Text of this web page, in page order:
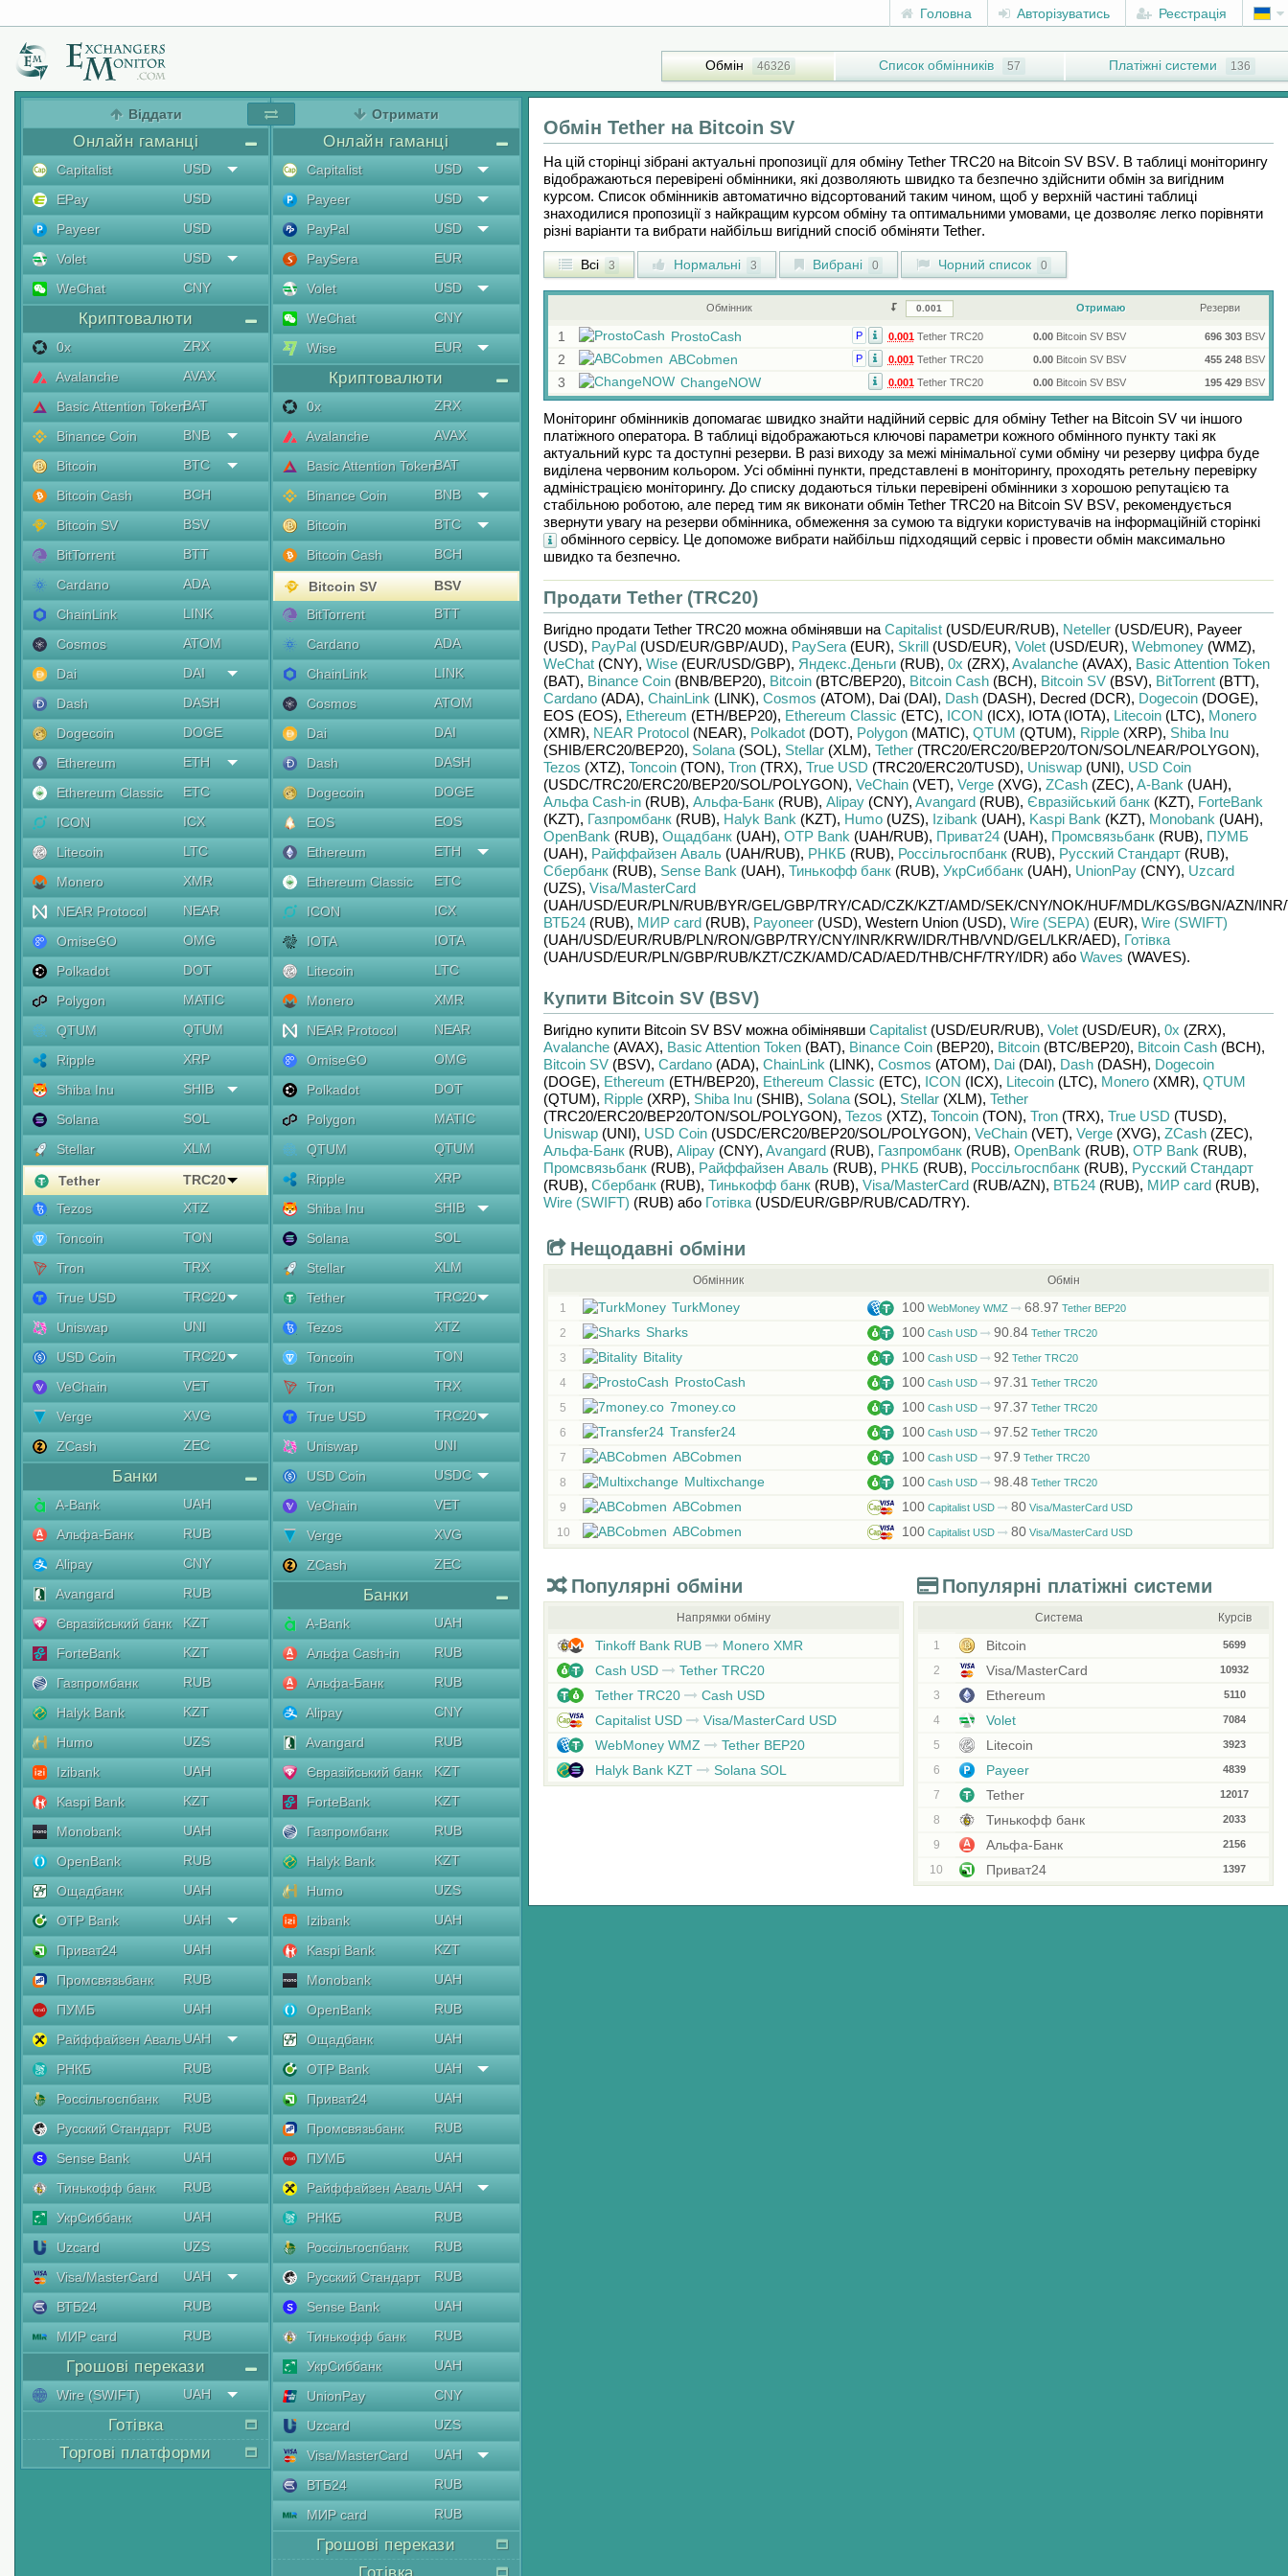
Головна Авторізуватись Реєстрація
Обмін 46326 Список обмінників 57 Платіжні системи 136
Віддати
Онлайн гаманці
Capitalist
USD
EPay
USD
Payeer
USD
Volet
USD
WeChat
CNY
Криптовалюти
0x
ZRX
Avalanche
AVAX
Basic Attention TokenBAT
Binance Coin
BNB
Bitcoin
BTC
Bitcoin Cash
BCH
Bitcoin SV
BSV
BitTorrent
BTT
Cardano
ADA
ChainLink
LINK
Cosmos
ATOM
Dai
DAI
Dash
DASH
Dogecoin
DOGE
Ethereum
ETH
Ethereum Classic
ETC
ICON
ICX
Litecoin
LTC
Monero
XMR
NEAR Protocol
NEAR
OmiseGO
OMG
Polkadot
DOT
Polygon
MATIC
QTUM
QTUM
Ripple
XRP
Shiba Inu
SHIB
Solana
SOL
Stellar
XLM
Tether
TRC20
Tezos
XTZ
Toncoin
TON
Tron
TRX
True USD
TRC20
Uniswap
UNI
USD Coin
TRC20
VeChain
VET
Verge
XVG
ZCash
ZEC
Банки
A-Bank
UAH
Альфа-Банк
RUB
Alipay
CNY
Avangard
RUB
Євразійський банк
KZT
ForteBank
KZT
Газпромбанк
RUB
Halyk Bank
KZT
Humo
UZS
Izibank
UAH
Kaspi Bank
KZT
Monobank
UAH
OpenBank
RUB
Ощадбанк
UAH
OTP Bank
UAH
Приват24
UAH
Промсвязьбанк
RUB
ПУМБ
UAH
Райффайзен АвальUAH
РНКБ
RUB
Россільгоспбанк
RUB
Русский Стандарт
RUB
Sense Bank
UAH
Тинькофф банк
RUB
УкрСиббанк
UAH
Uzcard
UZS
Visa/MasterCard
UAH
ВТБ24
RUB
МИР card
RUB
Грошові перекази
Wire (SWIFT) UAH
Готівка
Торгові платформи
Отримати
Онлайн гаманці
Capitalist
USD
Payeer
USD
PayPal
USD
PaySera
EUR
Volet
USD
WeChat
CNY
Wise
EUR
Криптовалюти
0x
ZRX
Avalanche
AVAX
Basic Attention TokenBAT
Binance Coin
BNB
Bitcoin
BTC
Bitcoin Cash
BCH
Bitcoin SV
BSV
BitTorrent
BTT
Cardano
ADA
ChainLink
LINK
Cosmos
ATOM
Dai
DAI
Dash
DASH
Dogecoin
DOGE
EOS
EOS
Ethereum
ETH
Ethereum Classic
ETC
ICON
ICX
IOTA
IOTA
Litecoin
LTC
Monero
XMR
NEAR Protocol
NEAR
OmiseGO
OMG
Polkadot
DOT
Polygon
MATIC
QTUM
QTUM
Ripple
XRP
Shiba Inu
SHIB
Solana
SOL
Stellar
XLM
Tether
TRC20
Tezos
XTZ
Toncoin
TON
Tron
TRX
True USD
TRC20
Uniswap
UNI
USD Coin
USDC
VeChain
VET
Verge
XVG
ZCash
ZEC
Банки
A-Bank
UAH
Альфа Cash-in
RUB
Альфа-Банк
RUB
Alipay
CNY
Avangard
RUB
Євразійський банк
KZT
ForteBank
KZT
Газпромбанк
RUB
Halyk Bank
KZT
Humo
UZS
Izibank
UAH
Kaspi Bank
KZT
Monobank
UAH
OpenBank
RUB
Ощадбанк
UAH
OTP Bank
UAH
Приват24
UAH
Промсвязьбанк
RUB
ПУМБ
UAH
Райффайзен Аваль UAH
РНКБ
RUB
Россільгоспбанк
RUB
Русский Стандарт
RUB
Sense Bank
UAH
Тинькофф банк
RUB
УкрСиббанк
UAH
UnionPay
CNY
Uzcard
UZS
Visa/MasterCard
UAH
ВТБ24
RUB
МИР card
RUB
Грошові перекази
Обмін Tetherна Bitcoin SV
На цій сторінці зібрані актуальні пропозиції для обміну Tether TRC20на Bitcoin SV BSV. В таблиці моніторингу
відображаються перевірені обмінники, які дозволяють швидко та безпечно здійснити обмін за вигідним
курсом. Список обмінників автоматично відсортований таким чином, щоб у верхній частині таблиці
знаходилися пропозиції з найкращим курсом обміну та оптимальними умовами, це дозволяє легко порівняти
різні варіанти та вибрати найбільш вигідний спосіб обміняти Tether.
Всі 3 Нормальні 3 Вибрані 0 Чорний список 0
Обмінник Отримаю Резерви
1 ProstoCash Р 0.001Tether TRC20 0.00Bitcoin SV BSV 696 303BSV
2 ABCobmen Р 0.001Tether TRC20 0.00Bitcoin SV BSV 455 248BSV
3 ChangeNOW 0.001Tether TRC20 0.00Bitcoin SV BSV 195 429BSV
Моніторинг обмінників допомагає швидко знайти надійний сервіс для обміну Tetherна Bitcoin SVчи іншого
платіжного оператора. В таблиці відображаються ключові параметри кожного обмінного пункту такі як
актуальний курс та доступні резерви. В разі виходу за межі мінімальної суми обміну чи резерву цифра буде
виділена червоним кольором. Усі обмінні пункти, представлені в моніторингу, проходять ретельну перевірку
адміністрацією моніторингу. До списку додаються тільки перевірені обмінники з хорошою репутацією та
стабільною роботою, але перед тим як виконати обмін Tether TRC20на Bitcoin SV BSV, рекомендується
звернути увагу на резерви обмінника, обмеження за сумою та відгуки користувачів на інформаційній сторінкі
обмінного сервісу. Це допоможе вибрати найбільш підходящий сервіс і провести обмін максимально
швидко та безпечно.
Продати Tether (TRC20)
Вигідно продати Tether TRC20можна обмінявши на Capitalist(USD/EUR/RUB), Neteller(USD/EUR), Payeer
(USD), PayPal(USD/EUR/GBP/AUD), PaySera(EUR), Skrill(USD/EUR), Volet(USD/EUR), Webmoney(WMZ),
WeChat(CNY), Wise(EUR/USD/GBP), Яндекс.Деньги(RUB), 0x (ZRX), Avalanche(AVAX), Basic Attention Token
(BAT), Binance Coin(BNB/BEP20), Bitcoin(BTC/BEP20), Bitcoin Cash(BCH), Bitcoin SV(BSV), BitTorrent(BTT),
Cardano(ADA), ChainLink (LINK), Cosmos (ATOM), Dai (DAI), Dash(DASH), Decred (DCR), Dogecoin(DOGE),
EOS (EOS), Ethereum (ETH/BEP20), Ethereum Classic (ETC), ICON (ICX), IOTA (IOTA), Litecoin(LTC), Monero
(XMR), NEAR Protocol(NEAR), Polkadot(DOT), Polygon(MATIC), QTUM (QTUM), Ripple(XRP), Shiba Inu
(SHIB/ERC20/BEP20), Solana(SOL), Stellar(XLM), Tether(TRC20/ERC20/BEP20/TON/SOL/NEAR/POLYGON),
Tezos (XTZ), Toncoin(TON), Tron(TRX), True USD (TRC20/ERC20/TUSD), Uniswap(UNI), USD Coin
(USDC/TRC20/ERC20/BEP20/SOL/POLYGON), VeChain(VET), Verge(XVG), ZCash(ZEC), A-Bank (UAH),
Альфа Cash-in(RUB), Альфа-Банк(RUB), Alipay(CNY), Avangard(RUB), Євразійський банк(KZT), ForteBank
(KZT), Газпромбанк(RUB), Halyk Bank (KZT), Humo(UZS), Izibank (UAH), Kaspi Bank (KZT), Monobank (UAH),
OpenBank (RUB), Ощадбанк(UAH), OTP Bank (UAH/RUB), Приват24(UAH), Промсвязьбанк(RUB), ПУМБ
(UAH), Райффайзен Аваль(UAH/RUB), РНКБ (RUB), Россільгоспбанк(RUB), Русский Стандарт(RUB),
Сбербанк(RUB), Sense Bank (UAH), Тинькофф банк(RUB), УкрСиббанк(UAH), UnionPay(CNY), Uzcard
(UZS), Visa/MasterCard
(UAH/USD/EUR/PLN/RUB/BYR/GEL/GBP/TRY/CAD/CZK/KZT/AMD/SEK/CNY/NOK/HUF/MDL/KGS/BGN/AZN/INR/
ВТБ24(RUB), МИР card(RUB), Payoneer(USD), Western Union (USD), Wire (SEPA) (EUR), Wire (SWIFT)
(UAH/USD/EUR/RUB/PLN/RON/GBP/TRY/CNY/INR/KRW/IDR/THB/VND/GEL/LKR/AED), Готівка
(UAH/USD/EUR/PLN/GBP/RUB/KZT/CZK/AMD/CAD/AED/THB/CHF/TRY/IDR) або Waves (WAVES).
Купити Bitcoin SV (BSV)
Вигідно купити Bitcoin SV BSVможна обімінявши Capitalist(USD/EUR/RUB), Volet(USD/EUR), 0x (ZRX),
Avalanche(AVAX), Basic Attention Token(BAT), Binance Coin(BEP20), Bitcoin(BTC/BEP20), Bitcoin Cash(BCH),
Bitcoin SV(BSV), Cardano(ADA), ChainLink (LINK), Cosmos (ATOM), Dai(DAI), Dash(DASH), Dogecoin
(DOGE), Ethereum (ETH/BEP20), Ethereum Classic (ETC), ICON (ICX), Litecoin(LTC), Monero(XMR), QTUM
(QTUM), Ripple(XRP), Shiba Inu(SHIB), Solana(SOL), Stellar(XLM), Tether
(TRC20/ERC20/BEP20/TON/SOL/POLYGON), Tezos (XTZ), Toncoin(TON), Tron(TRX), True USD (TUSD),
Uniswap(UNI), USD Coin(USDC/ERC20/BEP20/SOL/POLYGON), VeChain(VET), Verge(XVG), ZCash(ZEC),
Альфа-Банк(RUB), Alipay(CNY), Avangard(RUB), Газпромбанк(RUB), OpenBank (RUB), OTP Bank (RUB),
Промсвязьбанк(RUB), Райффайзен Аваль(RUB), РНКБ (RUB), Россільгоспбанк(RUB), Русский Стандарт
(RUB), Сбербанк(RUB), Тинькофф банк(RUB), Visa/MasterCard(RUB/AZN), ВТБ24(RUB), МИР card(RUB),
Wire (SWIFT) (RUB) або Готівка(USD/EUR/GBP/RUB/CAD/TRY).
Нещодавні обміни
Обмінник Обмін
1 TurkMoney 100WebMoney WMZ 68.97 Tether BEP20
2 Sharks 100Cash USD 90.84Tether TRC20
3 Bitality 100Cash USD 92 Tether TRC20
4 ProstoCash 100Cash USD 97.31 Tether TRC20
5 7money.co 100Cash USD 97.37 Tether TRC20
6 Transfer24 100Cash USD 97.52 Tether TRC20
7 ABCobmen 100Cash USD 97.9 Tether TRC20
8 Multixchange 100Cash USD 98.48 Tether TRC20
9 ABCobmen 100Capitalist USD 80Visa/MasterCard USD
10 ABCobmen 100Capitalist USD 80Visa/MasterCard USD
Популярні обміни
Напрямки обміну
Tinkoff Bank RUB
Monero XMR
Cash USD
Tether TRC20
Tether TRC20
Cash USD
Capitalist USD
Visa/MasterCard USD
WebMoney WMZ
Tether BEP20
Halyk Bank KZT
Solana SOL
Популярні платіжні системи
Система Курсів
1 Bitcoin 5699
2 Visa/MasterCard 10932
3 Ethereum 5110
4 Volet 7084
5 Litecoin 3923
6 Payeer 4839
7 Tether 12017
8 Тинькофф банк 2033
9 Альфа-Банк 2156
10 Приват24 1397